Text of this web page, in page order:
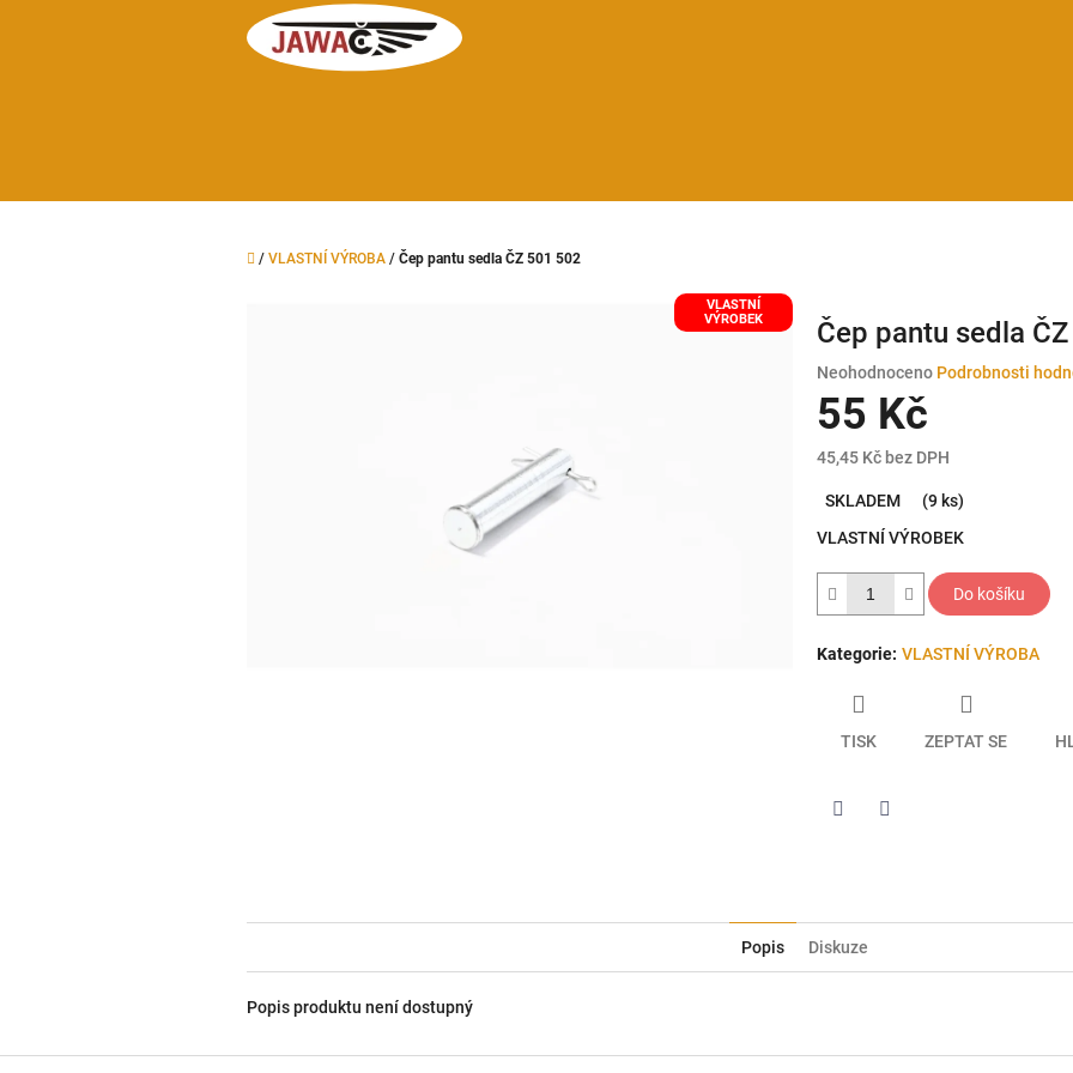
Domů
/ VLASTNÍ VÝROBA / Čep pantu sedla ČZ 501 502
VLASTNÍ
VÝROBEK
Čep pantu sedla
Průměrné
hodnocení
produktu
0,0
hvězdiček.
Neohodnoceno Podrobnosti
55 Kč
45,45 Kč bez DPH
cena:
SKLADEM
(9 ks)
VLASTNÍ VÝROBEK
Do košíku
Kategorie: VLASTNÍ VÝROBA
TISK ZEPTAT SE
Popis Diskuze
Popis produktu není dostupný